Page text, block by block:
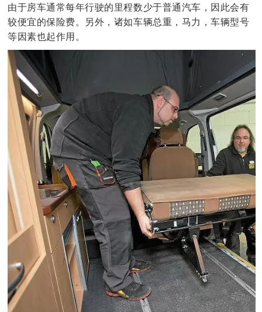
由于房车通常每年行驶的里程数少于普通汽车，因此会有
较便宜的保险费。另外，诸如车辆总重，马力，车辆型号
等因素也起作用。